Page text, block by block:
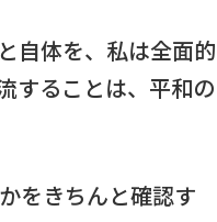
自体を、私は全面的
することは、平和の
をきちんと確認す